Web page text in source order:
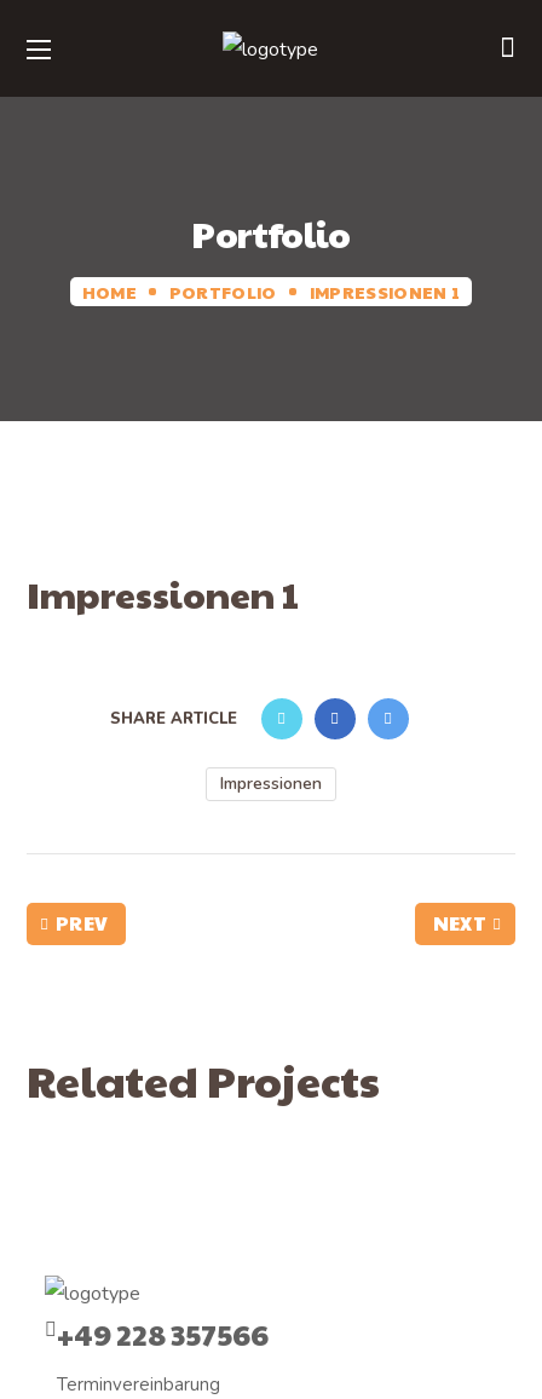
Portfolio
HOME PORTFOLIO IMPRESSIONEN 1
Impressionen 1
SHARE ARTICLE
Impressionen
PREV NEXT
Related Projects
+49 228 357566
Terminvereinbarung